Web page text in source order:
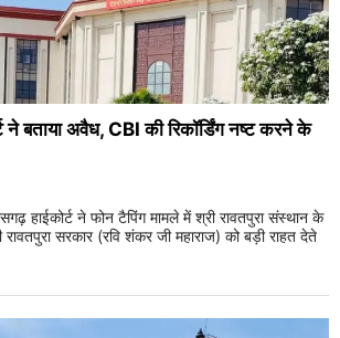
ने बताया अवैध, CBI की रिकॉर्डिंग नष्ट करने के
हाईकोर्ट ने फोन टैपिंग मामले में श्री रावतपुरा संस्थान के
सरकार (रवि शंकर जी महाराज) को बड़ी राहत देते